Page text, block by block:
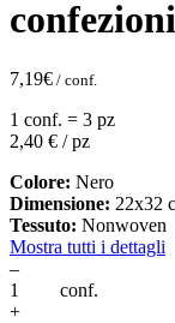
7,19€ / conf.
1 conf. = 3 pz
2,40 € / pz
Colore: Nero
Dimensione: 22x32
Tessuto: Nonwoven
Mostra tutti i dettagli
–
conf.
+